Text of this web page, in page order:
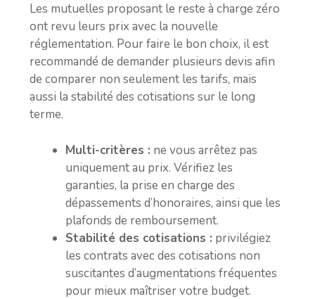
Les mutuelles proposant le reste à charge zéro
ont revu leurs prix avec la nouvelle
réglementation. Pour faire le bon choix, il est
recommandé de demander plusieurs devis afin
de comparer non seulement les tarifs, mais
aussi la stabilité des cotisations sur le long
terme.
Multi-critères : ne vous arrêtez pas
uniquement au prix. Vérifiez les
garanties, la prise en charge des
dépassements d’honoraires, ainsi que les
plafonds de remboursement.
Stabilité des cotisations : privilégiez
les contrats avec des cotisations non
suscitantes d’augmentations fréquentes
pour mieux maîtriser votre budget.